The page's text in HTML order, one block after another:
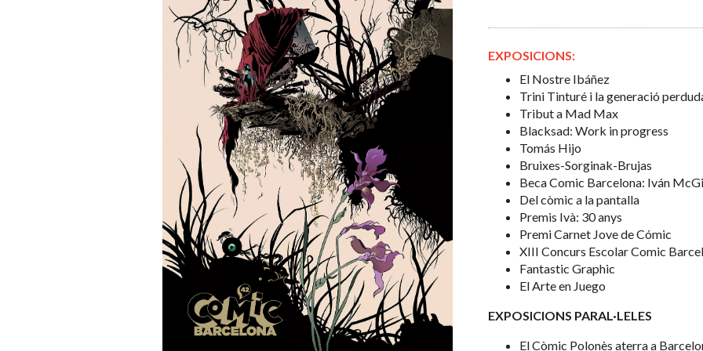
EXPOSICIONS:
El Nostre Ibáñez
Trini Tinturé i la generació
Tribut a Mad Max
Blacksad: Work in progress
Tomás Hijo
Bruixes-Sorginak-Brujas
Beca Comic Barcelona: Iván
Del còmic a la pantalla
Premis Ivà: 30 anys
Premi Carnet Jove de Cómic
XIII Concurs Escolar Comic
Fantastic Graphic
El Arte en Juego
EXPOSICIONS PARAL·LELES
El Còmic Polonès aterra a